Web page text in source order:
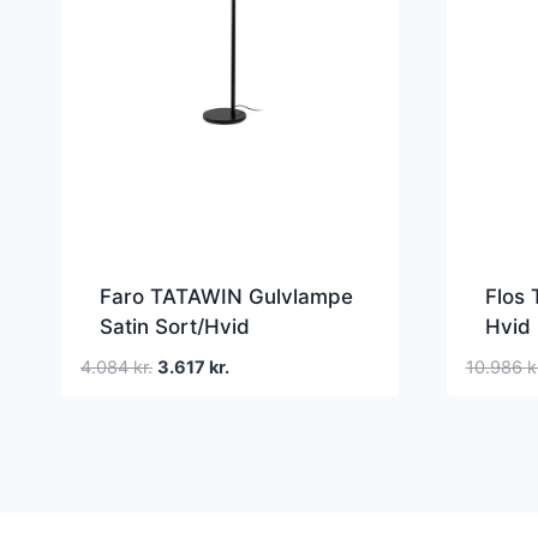
Faro TATAWIN Gulvlampe
Satin Sort/Hvid
4.084kr. Den
3.617 kr.Den
Flos
Hvid
10.986